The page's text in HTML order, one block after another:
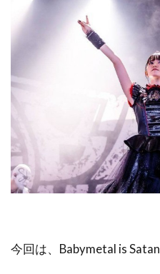
今回は、Babymetal is